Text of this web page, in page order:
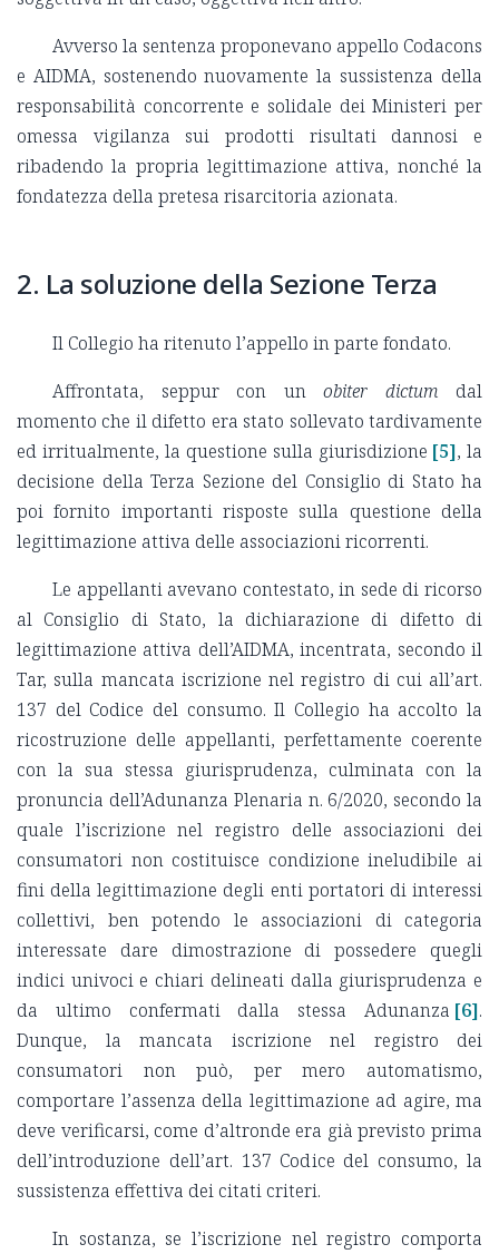
Avverso la sentenza proponevano appello Codacons
e AIDMA, sostenendo nuovamente la sussistenza della
responsabilità concorrente e solidale dei Ministeri per
omessa vigilanza sui prodotti risultati dannosi e
ribadendo la propria legittimazione attiva, nonché la
fondatezza della pretesa risarcitoria azionata.
2. La soluzione della Sezione Terza
Il Collegio ha ritenuto l’appello in parte fondato.
Affrontata, seppur con un obiter dictum dal
momento che il difetto era stato sollevato tardivamente
ed irritualmente, la questione sulla giurisdizione [5], la
decisione della Terza Sezione del Consiglio di Stato ha
poi fornito importanti risposte sulla questione della
legittimazione attiva delle associazioni ricorrenti.
Le appellanti avevano contestato, in sede di ricorso
al Consiglio di Stato, la dichiarazione di difetto di
legittimazione attiva dell’AIDMA, incentrata, secondo il
Tar, sulla mancata iscrizione nel registro di cui all’art.
137 del Codice del consumo. Il Collegio ha accolto la
ricostruzione delle appellanti, perfettamente coerente
con la sua stessa giurisprudenza, culminata con la
pronuncia dell’Adunanza Plenaria n. 6/2020, secondo la
quale l’iscrizione nel registro delle associazioni dei
consumatori non costituisce condizione ineludibile ai
fini della legittimazione degli enti portatori di interessi
collettivi, ben potendo le associazioni di categoria
interessate dare dimostrazione di possedere quegli
indici univoci e chiari delineati dalla giurisprudenza e
da ultimo confermati dalla stessa Adunanza [6].
Dunque, la mancata iscrizione nel registro dei
consumatori non può, per mero automatismo,
comportare l’assenza della legittimazione ad agire, ma
deve verificarsi, come d’altronde era già previsto prima
dell’introduzione dell’art. 137 Codice del consumo, la
sussistenza effettiva dei citati criteri.
In sostanza, se l’iscrizione nel registro comporta